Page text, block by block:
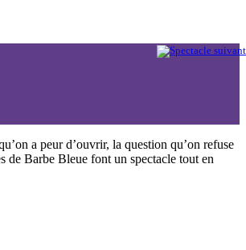
a peur d’ouvrir, la question qu’on refuse
de Barbe Bleue font un spectacle tout en